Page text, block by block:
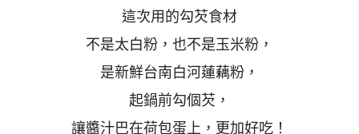
這次用的勾芡食材
不是太白粉，也不是玉米粉，
是新鮮台南白河蓮藕粉，
起鍋前勾個芡，
讓醬汁巴在荷包蛋上，更加好吃！